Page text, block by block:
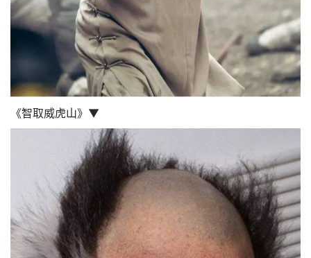
《智取威虎山》▼